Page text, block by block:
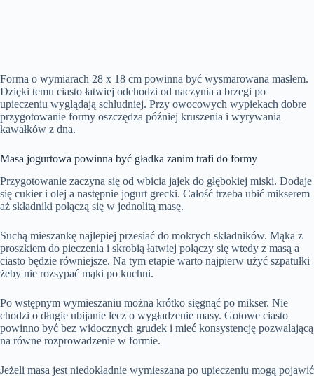
Forma o wymiarach 28 x 18 cm powinna być wysmarowana masłem.
Dzięki temu ciasto łatwiej odchodzi od naczynia a brzegi po
upieczeniu wyglądają schludniej. Przy owocowych wypiekach dobre
przygotowanie formy oszczędza później kruszenia i wyrywania
kawałków z dna.
Masa jogurtowa powinna być gładka zanim trafi do formy
Przygotowanie zaczyna się od wbicia jajek do głębokiej miski. Dodaje
się cukier i olej a następnie jogurt grecki. Całość trzeba ubić mikserem
aż składniki połączą się w jednolitą masę.
Suchą mieszankę najlepiej przesiać do mokrych składników. Mąka z
proszkiem do pieczenia i skrobią łatwiej połączy się wtedy z masą a
ciasto będzie równiejsze. Na tym etapie warto najpierw użyć szpatułki
żeby nie rozsypać mąki po kuchni.
Po wstępnym wymieszaniu można krótko sięgnąć po mikser. Nie
chodzi o długie ubijanie lecz o wygładzenie masy. Gotowe ciasto
powinno być bez widocznych grudek i mieć konsystencję pozwalającą
na równe rozprowadzenie w formie.
Jeżeli masa jest niedokładnie wymieszana po upieczeniu mogą pojawić